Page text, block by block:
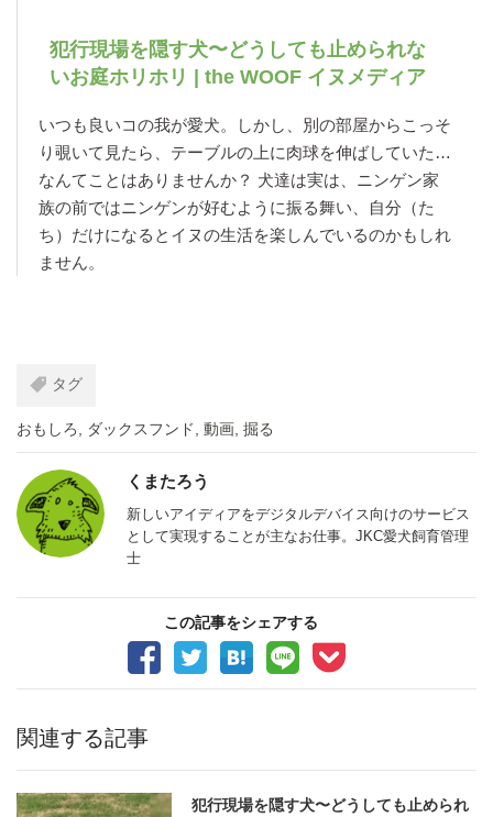
犯行現場を隠す犬〜どうしても止められな
いお庭ホリホリ | the WOOF イヌメディア
いつも良いコの我が愛犬。しかし、別の部屋からこっそ
り覗いて見たら、テーブルの上に肉球を伸ばしていた…
なんてことはありませんか？ 犬達は実は、ニンゲン家
族の前ではニンゲンが好むように振る舞い、自分（た
ち）だけになるとイヌの生活を楽しんでいるのかもしれ
ません。
タグ
おもしろ, ダックスフンド, 動画, 掘る
くまたろう
新しいアイディアをデジタルデバイス向けのサービス
として実現することが主なお仕事。JKC愛犬飼育管理
士
この記事をシェアする
関連する記事
犯行現場を隠す犬〜どうしても止められ